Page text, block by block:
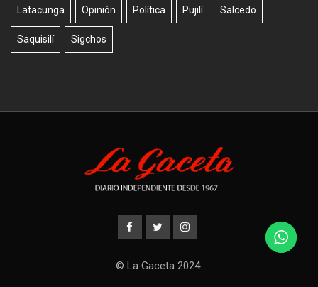
Latacunga Opinión Política Pujilí Salcedo
Saquisilí Sigchos
© La Gaceta 2024.